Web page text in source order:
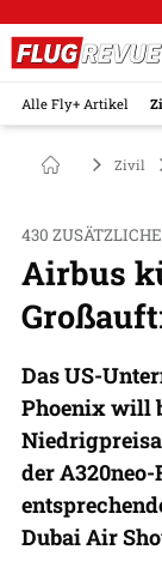
Alle Fly+ Artikel
Zivil
430
Airbus
Das US-
Phoenix will
der
Dubai Air